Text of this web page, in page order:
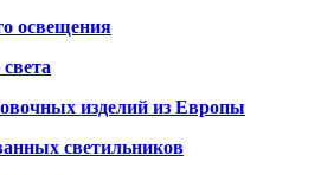
освещения
изделий из Европы
светильников